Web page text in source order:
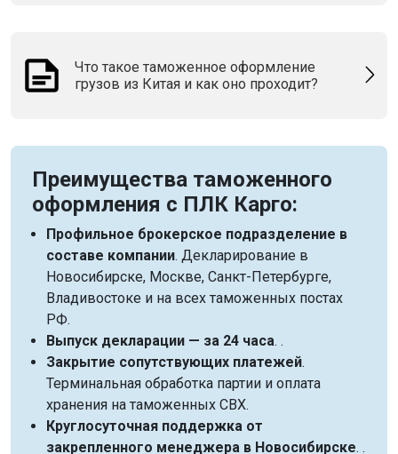
Что такое таможенное оформление
грузов из Китая и как оно проходит?
Преимущества таможенного
оформления с ПЛК Карго:
Профильное брокерское подразделение в
составе компании. Декларирование в
Новосибирске, Москве, Санкт-Петербурге,
Владивостоке и на всех таможенных постах
РФ.
Выпуск декларации — за 24 часа. .
Закрытие сопутствующих платежей.
Терминальная обработка партии и оплата
хранения на таможенных СВХ.
Круглосуточная поддержка от
закрепленного менеджера в Новосибирске. .